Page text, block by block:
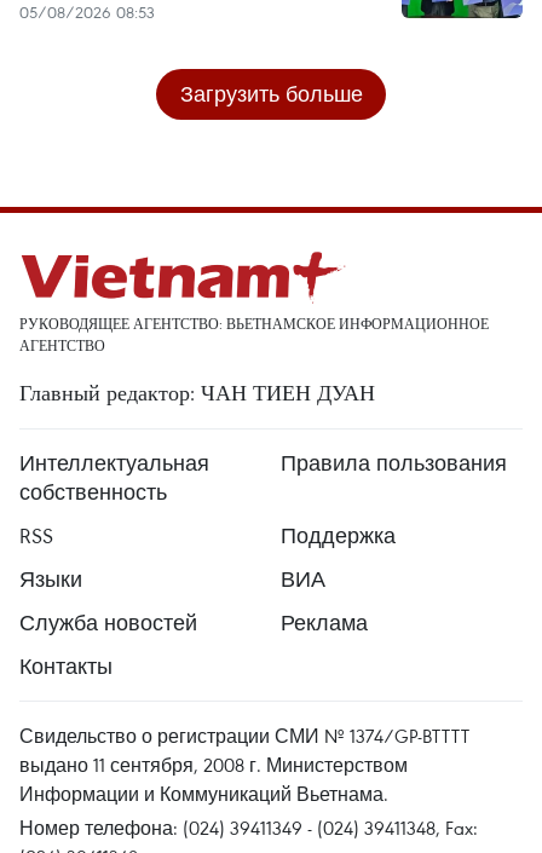
05/08/2026 08:53
Загрузить больше
РУКОВОДЯЩЕЕ АГЕНТСТВО: ВЬЕТНАМСКОЕ ИНФОРМАЦИОННОЕ
АГЕНТСТВО
Главный редактор: ЧАН ТИЕН ДУАН
Интеллектуальная
собственность
Правила пользования
RSS
Поддержка
Языки
ВИА
Служба новостей
Реклама
Контакты
Свидельство о регистрации СМИ № 1374/GP-BTTTT
выдано 11 сентября, 2008 г. Министерством
Информации и Коммуникаций Вьетнама.
Номер телефона: (024) 39411349 - (024) 39411348, Fax: